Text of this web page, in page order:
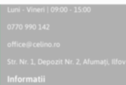
Luni - Vineri | 09:00 - 15:00
0770 990 142
office@celino.ro
Str. Nr. 1, Depozit Nr. 2, Afumați, Ilfov
Informatii